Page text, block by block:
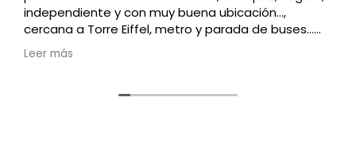
independiente y con muy buena ubicación…,
cercana a Torre Eiffel, metro y parada de buses…
Recomendado
Leer más